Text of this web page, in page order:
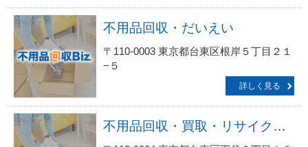
不用品回収・だいえい
〒110-0003 東京都台東区根岸５丁目２１
−５
詳しく見る
不用品回収・買取・リサイクルショップ 東京マルマサ株式会社